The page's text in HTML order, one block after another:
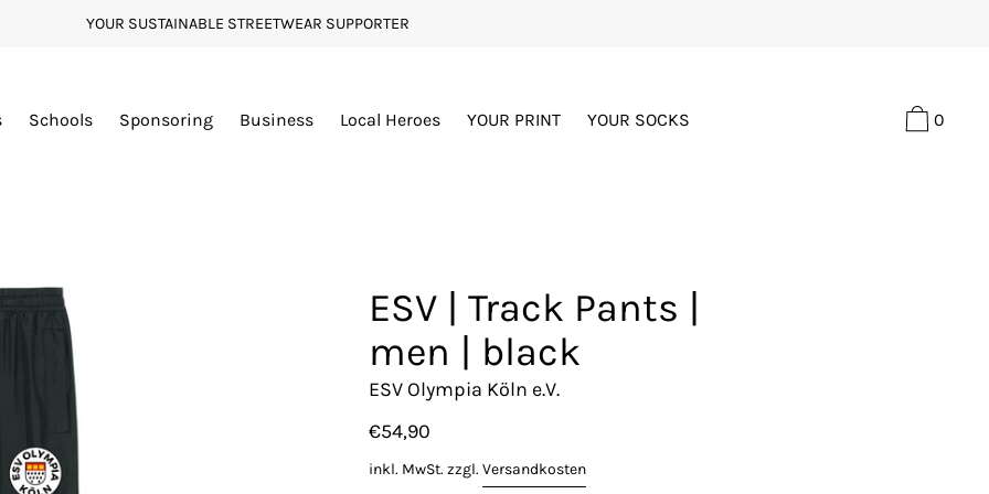
YOUR SUSTAINABLE STREETWEAR SUPPORTER
Schools Sponsoring Business Local Heroes YOUR PRINT YOUR SOCKS 0
ESV | Track Pants |
men | black
ESV Olympia Köln e.V.
€54,90
inkl. MwSt. zzgl. Versandkosten